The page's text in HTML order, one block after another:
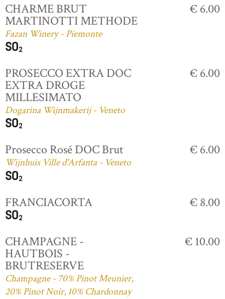
CHARME BRUT
MARTINOTTI METHODE
Fazan Winery - Piemonte
€ 6.00
PROSECCO EXTRA DOC
EXTRA DROGE
MILLESIMATO
Dogarina Wijnmakerij - Veneto
€ 6.00
Prosecco Rosé DOC Brut
Wijnhuis Ville d'Arfanta - Veneto
€ 6.00
FRANCIACORTA € 8.00
CHAMPAGNE -
HAUTBOIS -
BRUTRESERVE
Champagne - 70% Pinot Meunier,
20% Pinot Noir, 10% Chardonnay
€ 10.00